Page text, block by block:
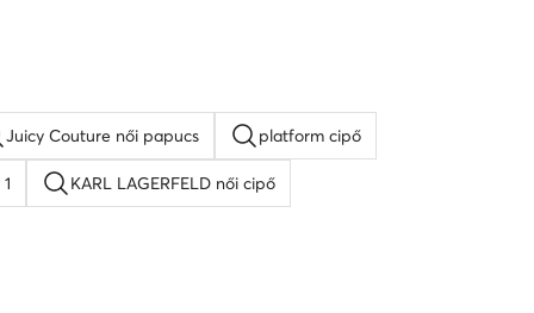
Juicy Couture női papucs platform cipő
KARL LAGERFELD női cipő